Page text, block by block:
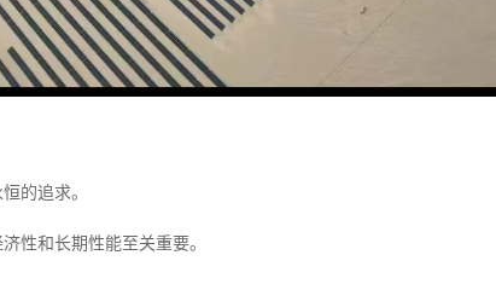
的追求。
性和长期性能至关重要。